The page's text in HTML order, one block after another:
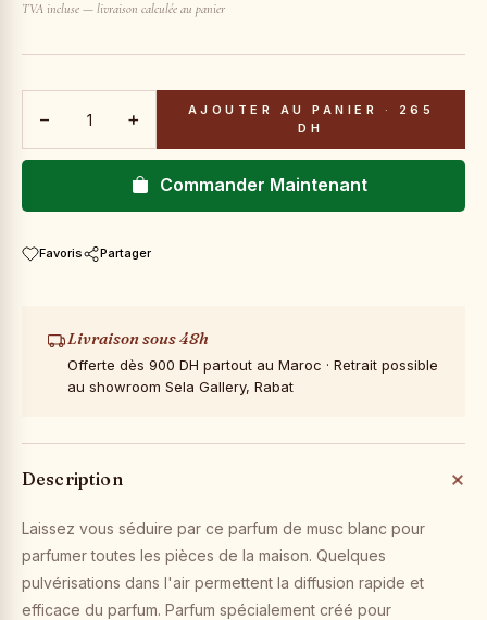
TVA incluse — livraison calculée au panier
− + AJOUTER AU PANIER ·
265
DH
Commander Maintenant
Favoris Partager
Livraison sous 48h
Offerte dès 900 DH partout au Maroc · Retrait possible
au showroom Sela Gallery, Rabat
Description
Laissez vous séduire par ce parfum de musc blanc pour
parfumer toutes les pièces de la maison. Quelques
pulvérisations dans l'air permettent la diffusion rapide et
efficace du parfum. Parfum spécialement créé pour